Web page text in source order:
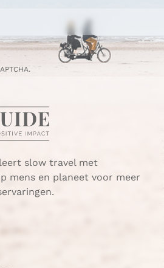
slow travel met
mens en planeet voor meer